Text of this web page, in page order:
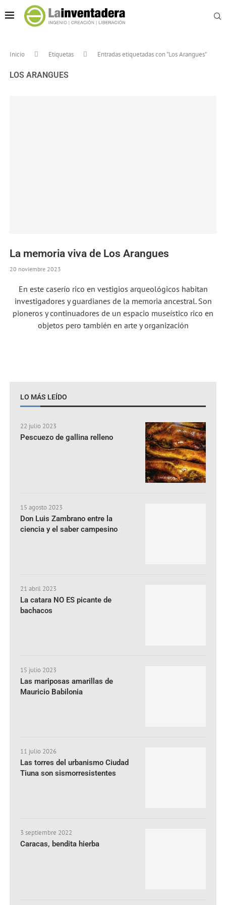
Inicio Etiquetas Entradas etiquetadas con "Los Arangues"
LOS ARANGUES
La memoria viva de Los Arangues
20 noviembre 2023
En este caserío rico en vestigios arqueológicos habitan
investigadores y guardianes de la memoria ancestral. Son
pioneros y continuadores de un espacio museístico rico en
objetos pero también en arte y organización
LO MÁS LEÍDO
22 julio 2023
Pescuezo de gallina relleno
15 agosto 2023
Don Luis Zambrano entre la
ciencia y el saber campesino
21 abril 2023
La catara NO ES picante de
bachacos
15 julio 2023
Las mariposas amarillas de
Mauricio Babilonia
11 julio 2026
Las torres del urbanismo Ciudad
Tiuna son sismorresistentes
3 septiembre 2022
Caracas, bendita hierba